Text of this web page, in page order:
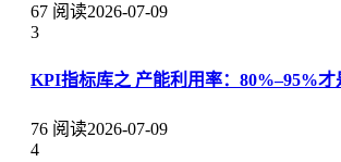
67 阅读2026-07-09
3
KPI指标库之 产能利用率：80%–95%才
76 阅读2026-07-09
4